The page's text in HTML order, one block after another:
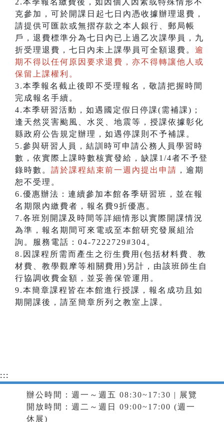
克參加，可於開課日起七日內憑收據辦理退費，
請提供可匯款或無摺存款之本人銀行、郵局帳
戶，退費標準分為七日內已上過乙次課學員，九
折受理退費，七日內未上課學員可全額退費。 逾
期不得以任何原因要求退費，亦不得轉讓他人或
保留上課權利。
3.本季報名截止後即不受理報名，敬請把握時間
完成報名手續。
4.本季研習活動，如遇國定假日停課(需補課)；
逢天然災害颱風、水災、地震等，授課依據彰化
縣政府公告規定辦理，如遇停課則不予補課。
5.參與研習人員，結訓時可申請公務人員學習時
數，依實際上課時數核實發給，缺課1/4者不予登
錄時數。 請於課程結束前一週內提出申請 ，逾期
恕不受理。
6.優惠辦法：連續參加本館各季研習班，並在報
名期限內繳費者，報名費9折優惠。
7.各班別開課及時間等詳細情形以實際開課情況
為準，報名期間可來電或至本館研究發展組洽
詢。服務電話：04-7222729#304。
8.因課程所需而產生之衍生費用(包括材料費、教
材費、教學觀摩等相關費用)另計，由該班師生自
行協調收費金額，並妥善保管運用。
9.本簡章課程皆在本館進行授課，報名成功且如
期開課後，請至簡章所列之教室上課。
:::
辦公時間：週一～週五 08:30~17:30 | 展覽
開放時間：週二～週日 09:00~17:00 (週一
休展)